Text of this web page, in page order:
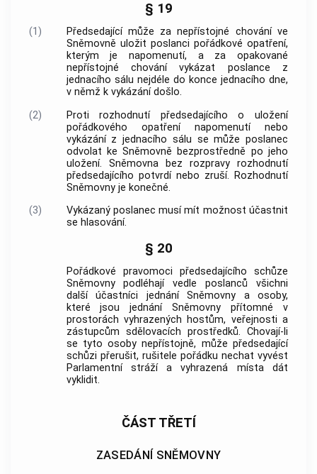
§ 19
(1)
Předsedající může za nepřístojné chování ve
Sněmovně uložit poslanci pořádkové opatření,
kterým je napomenutí, a za opakované
nepřístojné chování vykázat poslance z
jednacího sálu nejdéle do konce jednacího dne,
v němž k vykázání došlo.
(2)
Proti rozhodnutí předsedajícího o uložení
pořádkového opatření napomenutí nebo
vykázání z jednacího sálu se může poslanec
odvolat ke Sněmovně bezprostředně po jeho
uložení. Sněmovna bez rozpravy rozhodnutí
předsedajícího potvrdí nebo zruší. Rozhodnutí
Sněmovny je konečné.
(3)
Vykázaný poslanec musí mít možnost účastnit
se hlasování.
§ 20
Pořádkové pravomoci předsedajícího schůze
Sněmovny podléhají vedle poslanců všichni
další účastníci jednání Sněmovny a osoby,
které jsou jednání Sněmovny přítomné v
prostorách vyhrazených hostům, veřejnosti a
zástupcům sdělovacích prostředků. Chovají-li
se tyto osoby nepřístojně, může předsedající
schůzi přerušit, rušitele pořádku nechat vyvést
Parlamentní stráží a vyhrazená místa dát
vyklidit.
ČÁST TŘETÍ
ZASEDÁNÍ SNĚMOVNY